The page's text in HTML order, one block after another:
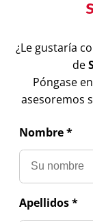
¿Le gustaría
de
Póngase
asesoremos
Nombre *
Apellidos *